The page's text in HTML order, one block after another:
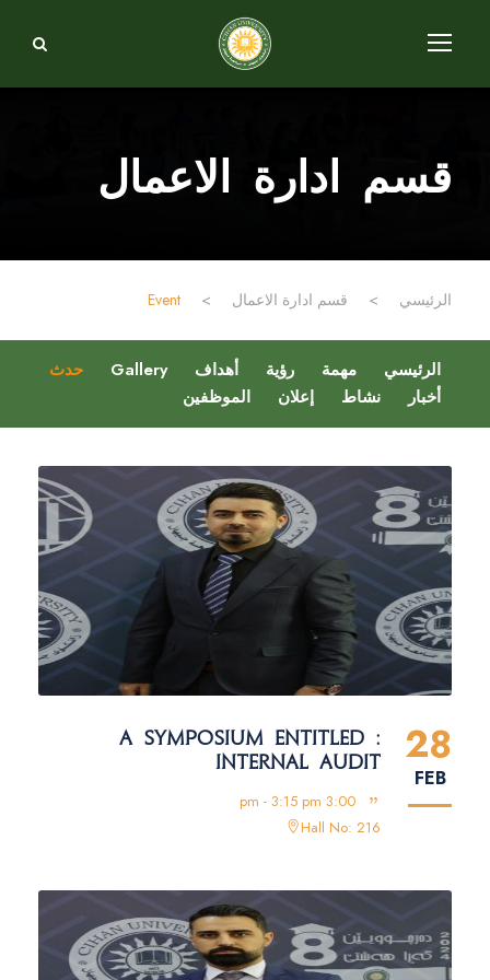
قسم ادارة الاعمال
الرئيسي > قسم ادارة الاعمال >
Event
الرئيسي مهمة رؤية أهداف Gallery
حدث
أخبار
نشاط إعلان الموظفين
28
FEB
A SYMPOSIUM ENTITLED :
INTERNAL AUDIT
3:00 pm - 3:15 pm
Hall No: 216